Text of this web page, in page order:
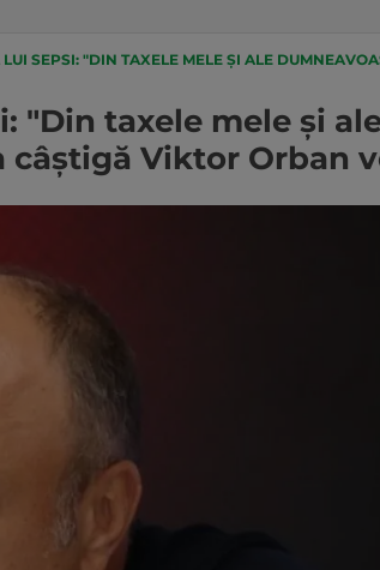
MELE ȘI ALE DUMNEAVOASTRĂ SUNT PLĂTIȚI JUCĂTORII! AȘA
"Din taxele mele și
Viktor Orban